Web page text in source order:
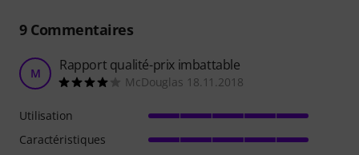
9Commentaires
M Rapport qualité-prix imbattable
McDouglas 18.11.2018
Utilisation
Caractéristiques